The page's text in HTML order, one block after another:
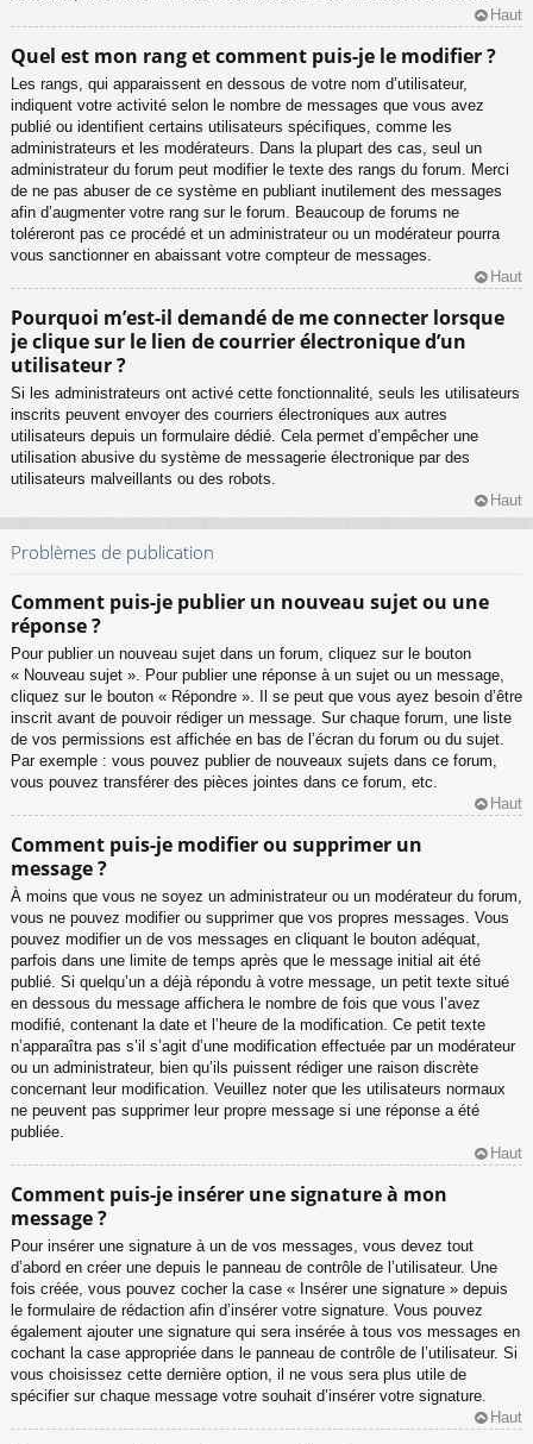
Haut
Quel est mon rang et comment puis-je le modifier ?
Les rangs, qui apparaissent en dessous de votre nom d’utilisateur,
indiquent votre activité selon le nombre de messages que vous avez
publié ou identifient certains utilisateurs spécifiques, comme les
administrateurs et les modérateurs. Dans la plupart des cas, seul un
administrateur du forum peut modifier le texte des rangs du forum. Merci
de ne pas abuser de ce système en publiant inutilement des messages
afin d’augmenter votre rang sur le forum. Beaucoup de forums ne
toléreront pas ce procédé et un administrateur ou un modérateur pourra
vous sanctionner en abaissant votre compteur de messages.
Haut
Pourquoi m’est-il demandé de me connecter lorsque
je clique sur le lien de courrier électronique d’un
utilisateur ?
Si les administrateurs ont activé cette fonctionnalité, seuls les utilisateurs
inscrits peuvent envoyer des courriers électroniques aux autres
utilisateurs depuis un formulaire dédié. Cela permet d’empêcher une
utilisation abusive du système de messagerie électronique par des
utilisateurs malveillants ou des robots.
Haut
Problèmes de publication
Comment puis-je publier un nouveau sujet ou une
réponse ?
Pour publier un nouveau sujet dans un forum, cliquez sur le bouton
« Nouveau sujet ». Pour publier une réponse à un sujet ou un message,
cliquez sur le bouton « Répondre ». Il se peut que vous ayez besoin d’être
inscrit avant de pouvoir rédiger un message. Sur chaque forum, une liste
de vos permissions est affichée en bas de l’écran du forum ou du sujet.
Par exemple : vous pouvez publier de nouveaux sujets dans ce forum,
vous pouvez transférer des pièces jointes dans ce forum, etc.
Haut
Comment puis-je modifier ou supprimer un
message ?
À moins que vous ne soyez un administrateur ou un modérateur du forum,
vous ne pouvez modifier ou supprimer que vos propres messages. Vous
pouvez modifier un de vos messages en cliquant le bouton adéquat,
parfois dans une limite de temps après que le message initial ait été
publié. Si quelqu’un a déjà répondu à votre message, un petit texte situé
en dessous du message affichera le nombre de fois que vous l’avez
modifié, contenant la date et l’heure de la modification. Ce petit texte
n’apparaîtra pas s’il s’agit d’une modification effectuée par un modérateur
ou un administrateur, bien qu’ils puissent rédiger une raison discrète
concernant leur modification. Veuillez noter que les utilisateurs normaux
ne peuvent pas supprimer leur propre message si une réponse a été
publiée.
Haut
Comment puis-je insérer une signature à mon
message ?
Pour insérer une signature à un de vos messages, vous devez tout
d’abord en créer une depuis le panneau de contrôle de l’utilisateur. Une
fois créée, vous pouvez cocher la case « Insérer une signature » depuis
le formulaire de rédaction afin d’insérer votre signature. Vous pouvez
également ajouter une signature qui sera insérée à tous vos messages en
cochant la case appropriée dans le panneau de contrôle de l’utilisateur. Si
vous choisissez cette dernière option, il ne vous sera plus utile de
spécifier sur chaque message votre souhait d’insérer votre signature.
Haut